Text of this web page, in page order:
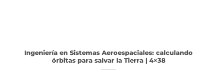
Ingeniería en Sistemas Aeroespaciales: calculando
órbitas para salvar la Tierra | 4×38